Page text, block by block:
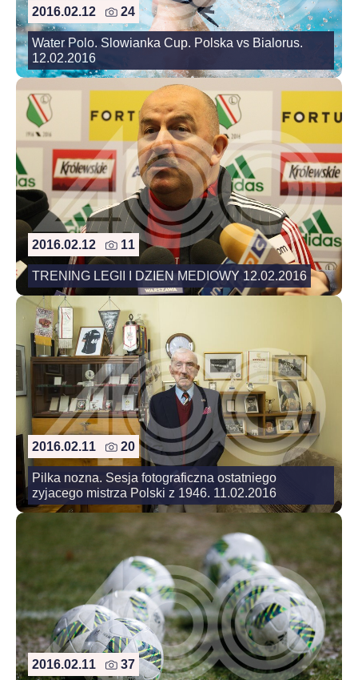
2016.02.12 24
Water Polo. Slowianka Cup. Polska vs Bialorus.
12.02.2016
2016.02.12 11
TRENING LEGII I DZIEN MEDIOWY 12.02.2016
2016.02.11 20
Pilka nozna. Sesja fotograficzna ostatniego
zyjacego mistrza Polski z 1946. 11.02.2016
2016.02.11 37